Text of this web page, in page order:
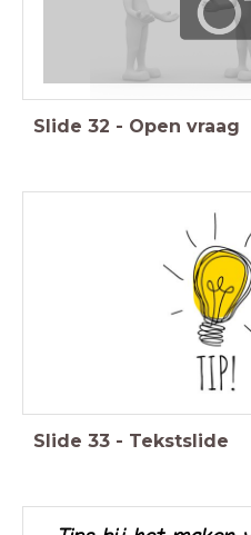
Slide 32 - Open vraag
Slide 33 - Tekstslide